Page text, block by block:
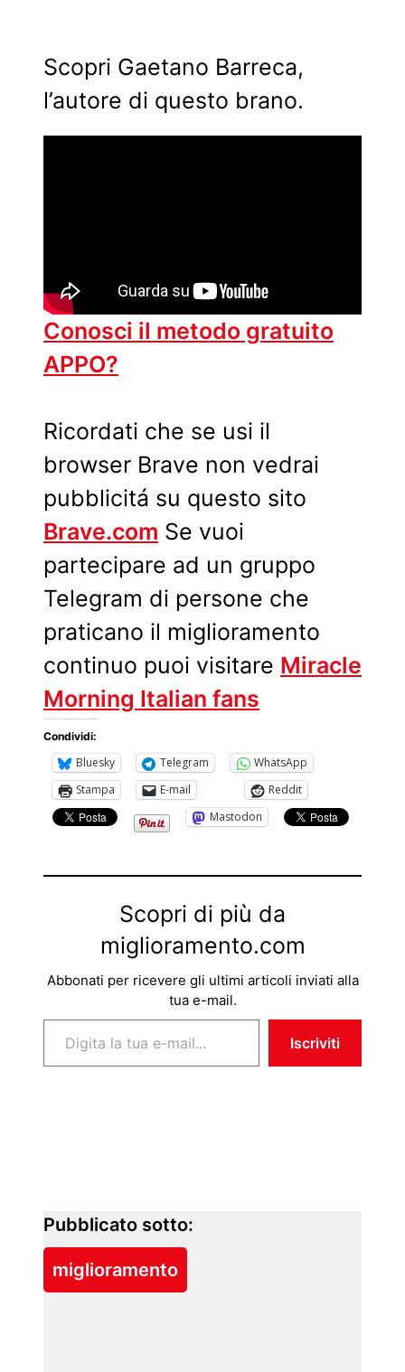
Scopri Gaetano Barreca,
l’autore di questo brano.
Conosci il metodo gratuito
APPO?
Ricordati che se usi il
browser Brave non vedrai
pubblicitá su questo sito
Brave.com Se vuoi
partecipare ad un gruppo
Telegram di persone che
praticano il miglioramento
continuo puoi visitare Miracle
Morning Italian fans
Condividi:
Bluesky Telegram
WhatsApp
Stampa
E-mail
Reddit
Mastodon
Scopri di più da
miglioramento.com
Abbonati per ricevere gli ultimi articoli inviati alla
tua e-mail.
Digita la tua e-mail...
Iscriviti
Pubblicato sotto:
miglioramento